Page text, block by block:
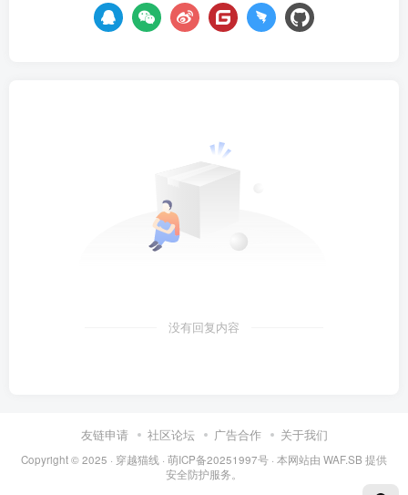
没有回复内容
友链申请 社区论坛 广告合作 关于我们
Copyright © 2025 · 穿越猫线 · 萌ICP备20251997号 · 本网站由 WAF.SB 提供
安全防护服务。